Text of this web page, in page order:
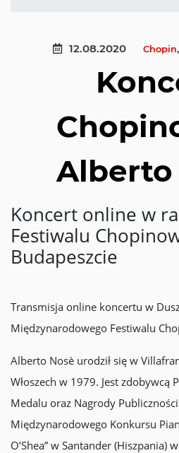
12.08.2020 Chopin,
Alberto
Koncert online w
Festiwalu
Budapeszcie
Transmisja online koncertu w
Międzynarodowego Festiwalu
Alberto Nosè urodził się w
Włoszech w 1979. Jest zdobywcą
Medalu oraz Nagrody
Międzynarodowego Konkursu
O’Shea” w Santander (Hiszpania)